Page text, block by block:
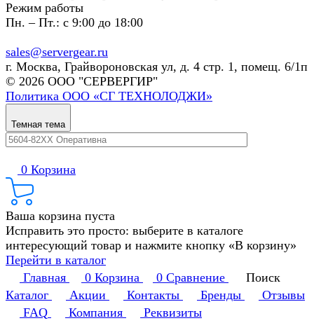
Режим работы
Пн. – Пт.: с 9:00 до 18:00
sales@servergear.ru
г. Москва, Грайвороновская ул, д. 4 стр. 1, помещ. 6/1п
© 2026 ООО "СЕРВЕРГИР"
Политика ООО «СГ ТЕХНОЛОДЖИ»
Темная тема
0 Корзина
Ваша корзина пуста
Исправить это просто: выберите в каталоге
интересующий товар и нажмите кнопку «В корзину»
Перейти в каталог
Главная
0 Корзина 0 Сравнение
Поиск
Каталог
Акции Контакты Бренды
Отзывы
FAQ
Компания Реквизиты